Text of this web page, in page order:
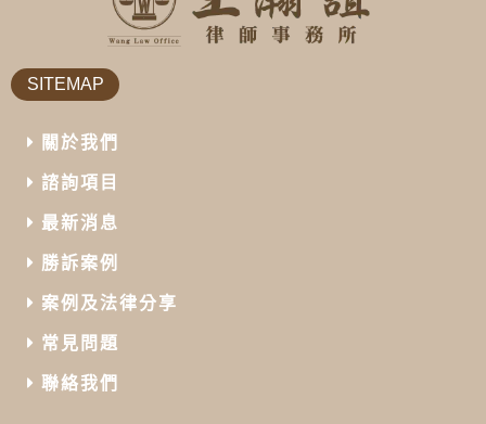
SITEMAP
關於我們
諮詢項目
最新消息
勝訴案例
案例及法律分享
常見問題
聯絡我們